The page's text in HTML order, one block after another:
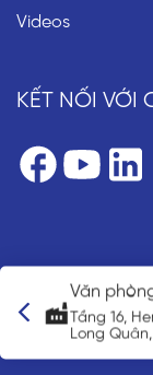
Videos
KẾT NỐI VỚI
Văn
Tầng 16,
Long